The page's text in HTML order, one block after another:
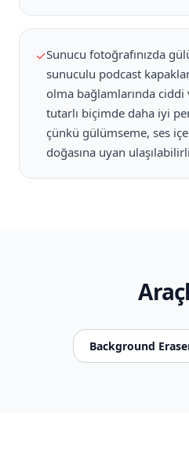
✓Sunucu fotoğrafınızda
sunuculu podcast
olma bağlamlarında
tutarlı biçimde daha iyi
çünkü gülümseme, ses
doğasına uyan
Background